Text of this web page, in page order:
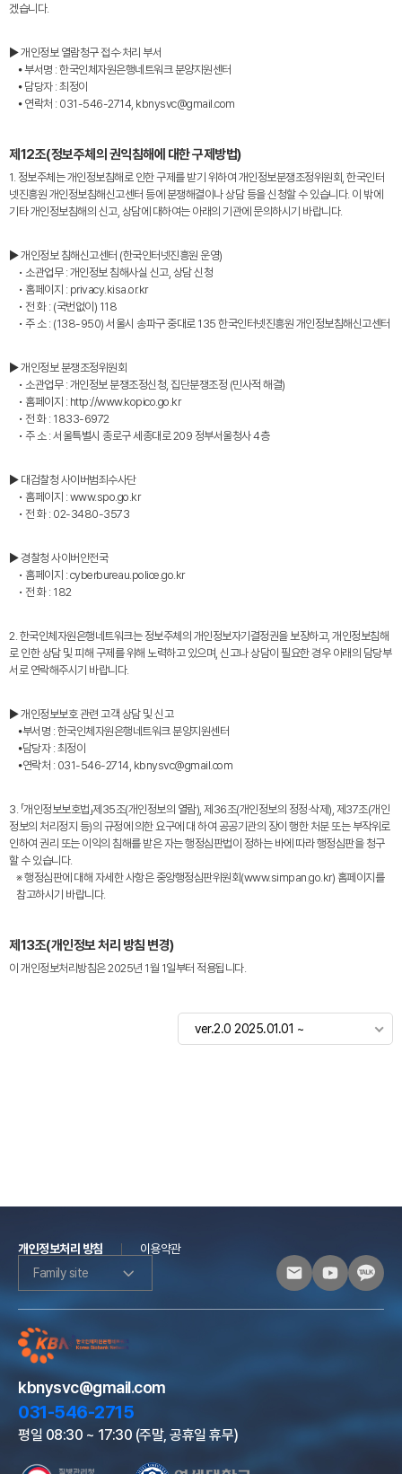
겠습니다.
▶ 개인정보 열람청구 접수·처리 부서
⦁ 부서명 : 한국인체자원은행네트워크 분양지원센터
⦁ 담당자 : 최정이
⦁ 연락처 : 031-546-2714, kbnysvc@gmail.com
제12조(정보주체의 권익침해에 대한 구제방법)
1. 정보주체는 개인정보침해로 인한 구제를 받기 위하여 개인정보분쟁조정위원회, 한국인터
넷진흥원 개인정보침해신고센터 등에 분쟁해결이나 상담 등을 신청할 수 있습니다. 이 밖에
기타 개인정보침해의 신고, 상담에 대하여는 아래의 기관에 문의하시기 바랍니다.
▶ 개인정보 침해신고센터 (한국인터넷진흥원 운영)
• 소관업무 : 개인정보 침해사실 신고, 상담 신청
• 홈페이지 : privacy.kisa.or.kr
• 전 화 : (국번없이) 118
• 주 소 : (138-950) 서울시 송파구 중대로 135 한국인터넷진흥원 개인정보침해신고센터
▶ 개인정보 분쟁조정위원회
• 소관업무 : 개인정보 분쟁조정신청, 집단분쟁조정 (민사적 해결)
• 홈페이지 : http://www.kopico.go.kr
• 전 화 : 1833-6972
• 주 소 : 서울특별시 종로구 세종대로 209 정부서울청사 4층
▶ 대검찰청 사이버범죄수사단
• 홈페이지 : www.spo.go.kr
• 전 화 : 02-3480-3573
▶ 경찰청 사이버안전국
• 홈페이지 : cyberbureau.police.go.kr
• 전 화 : 182
2. 한국인체자원은행네트워크는 정보주체의 개인정보자기결정권을 보장하고, 개인정보침해
로 인한 상담 및 피해 구제를 위해 노력하고 있으며, 신고나 상담이 필요한 경우 아래의 담당부
서로 연락해주시기 바랍니다.
▶ 개인정보보호 관련 고객 상담 및 신고
⦁부서명 : 한국인체자원은행네트워크 분양지원센터
⦁담당자 : 최정이
⦁연락처 : 031-546-2714, kbnysvc@gmail.com
3. 「개인정보보호법」제35조(개인정보의 열람), 제36조(개인정보의 정정·삭제), 제37조(개인
정보의 처리정지 등)의 규정에 의한 요구에 대 하여 공공기관의 장이 행한 처분 또는 부작위로
인하여 권리 또는 이익의 침해를 받은 자는 행정심판법이 정하는 바에 따라 행정심판을 청구
할 수 있습니다.
※ 행정심판에 대해 자세한 사항은 중앙행정심판위원회(www.simpan.go.kr) 홈페이지를
참고하시기 바랍니다.
제13조(개인정보 처리 방침 변경)
이 개인정보처리방침은 2025년 1월 1일부터 적용됩니다.
ver.2.0 2025.01.01 ~
개인정보처리 방침
이용약관
Family site
kbnysvc@gmail.com
031-546-2715
평일 08:30 ~ 17:30 (주말, 공휴일 휴무)